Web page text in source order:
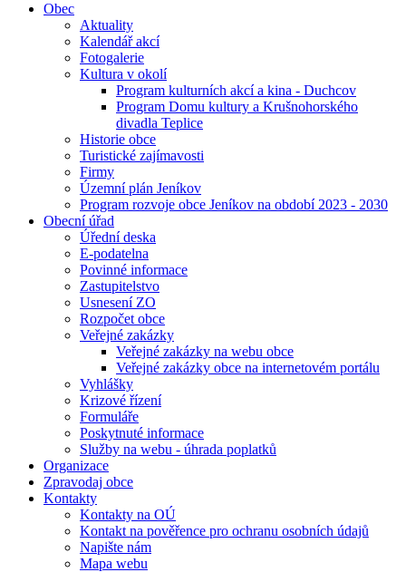
Obec
Aktuality
Kalendář akcí
Fotogalerie
Kultura v okolí
Program kulturních akcí a kina - Duchcov
Program Domu kultury a Krušnohorského
divadla Teplice
Historie obce
Turistické zajímavosti
Firmy
Územní plán Jeníkov
Program rozvoje obce Jeníkov na období 2023 - 2030
Obecní úřad
Úřední deska
E-podatelna
Povinné informace
Zastupitelstvo
Usnesení ZO
Rozpočet obce
Veřejné zakázky
Veřejné zakázky na webu obce
Veřejné zakázky obce na internetovém portálu
Vyhlášky
Krizové řízení
Formuláře
Poskytnuté informace
Služby na webu - úhrada poplatků
Organizace
Zpravodaj obce
Kontakty
Kontakty na OÚ
Kontakt na pověřence pro ochranu osobních údajů
Napište nám
Mapa webu